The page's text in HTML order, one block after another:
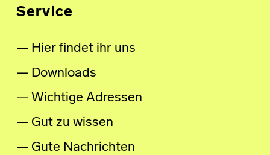
Service
Hier findet ihr uns
Downloads
Wichtige Adressen
Gut zu wissen
Gute Nachrichten